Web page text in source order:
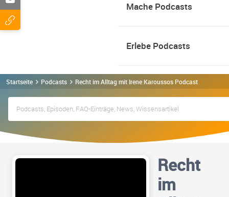
Mache Podcasts
Erlebe Podcasts
Startseite Podcasts Recht im Alltag mit Irene Karoussos Podcast
Recht
im